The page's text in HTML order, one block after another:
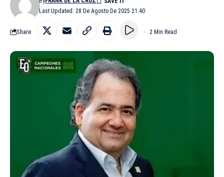
Last Updated: 28 De Agosto De 2025 21:40
Share 2 Min Read